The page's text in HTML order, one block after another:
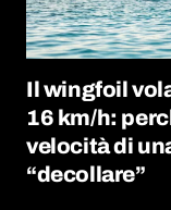
Il wingfoil
16 km/h:
velocità di
“decollare”